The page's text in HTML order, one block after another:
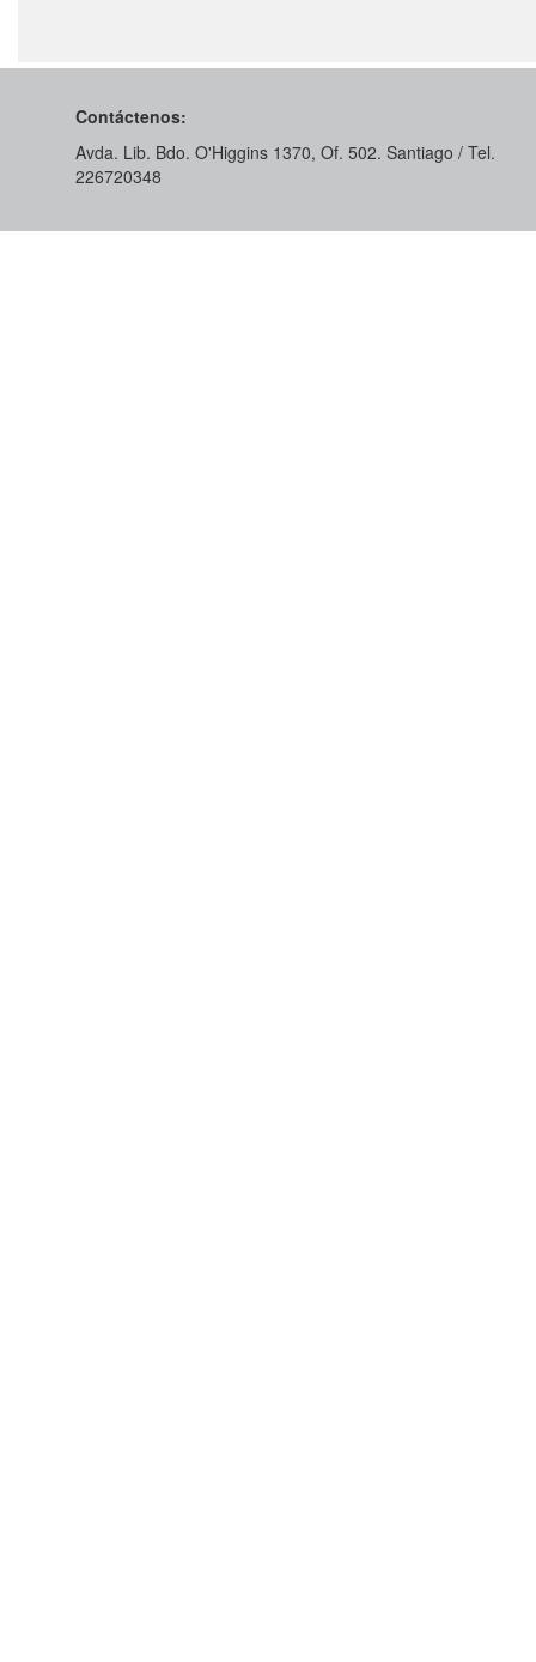
Contáctenos:
Avda. Lib. Bdo. O'Higgins 1370, Of. 502. Santiago / Tel.
226720348